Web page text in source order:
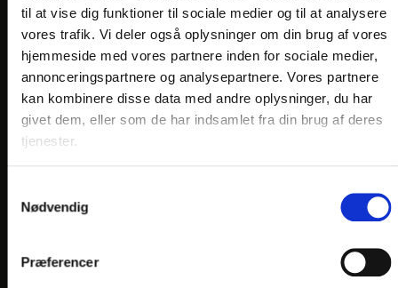
til at vise dig funktioner til sociale medier og til at analysere
vores trafik. Vi deler også oplysninger om din brug af vores
hjemmeside med vores partnere inden for sociale medier,
annonceringspartnere og analysepartnere. Vores partnere
kan kombinere disse data med andre oplysninger, du har
givet dem, eller som de har indsamlet fra din brug af deres
tjenester.
Nødvendig
Præferencer